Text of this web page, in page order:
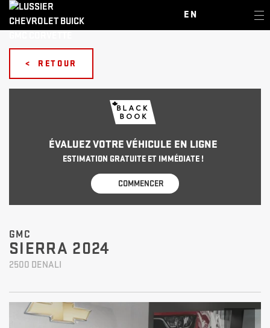
EN
< RETOUR
ÉVALUEZ VOTRE VÉHICULE EN LIGNE
ESTIMATION GRATUITE ET IMMÉDIATE !
COMMENCER
GMC
SIERRA 2024
2500 DENALI